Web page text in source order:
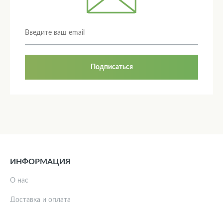
Подписаться
ИНФОРМАЦИЯ
О нас
Доставка и оплата